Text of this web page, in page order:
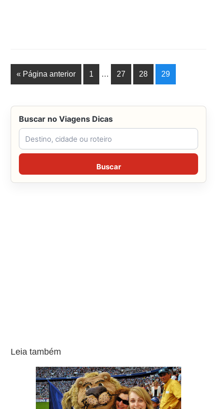
« Página anterior 1 … 27 28 29
Buscar no Viagens Dicas
Buscar no Viagens Dicas
Buscar
Leia também